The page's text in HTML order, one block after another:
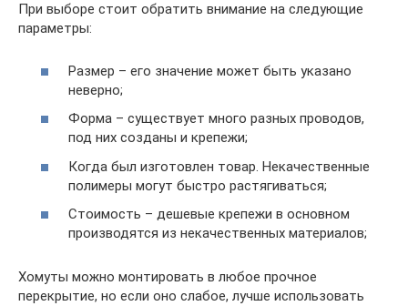
При выборе стоит обратить внимание на следующие
параметры:
Размер – его значение может быть указано
неверно;
Форма – существует много разных проводов,
под них созданы и крепежи;
Когда был изготовлен товар. Некачественные
полимеры могут быстро растягиваться;
Стоимость – дешевые крепежи в основном
производятся из некачественных материалов;
Хомуты можно монтировать в любое прочное
перекрытие, но если оно слабое, лучше использовать